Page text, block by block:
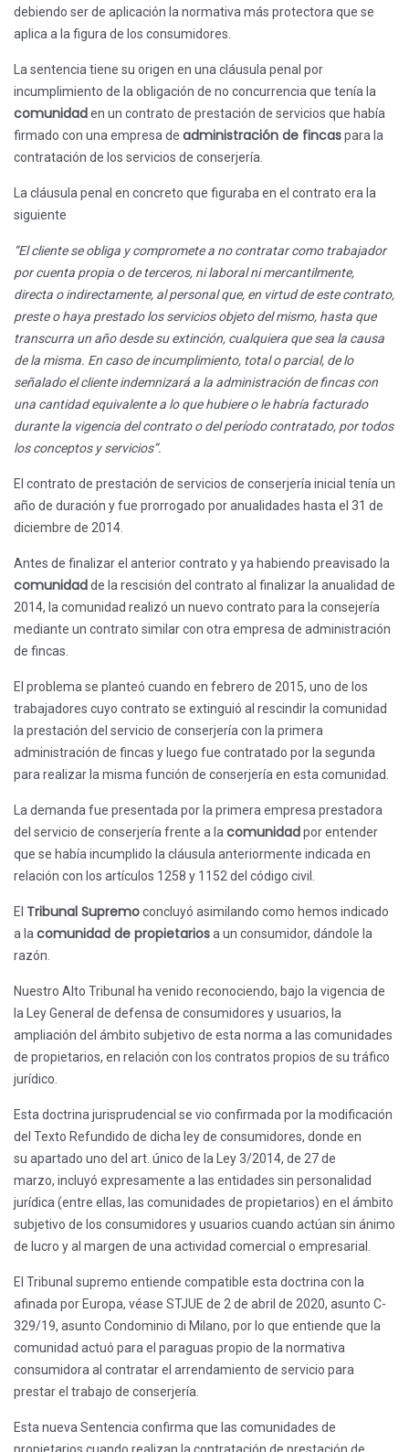
debiendo ser de aplicación la normativa más protectora que se
aplica a la figura de los consumidores.
La sentencia tiene su origen en una cláusula penal por
incumplimiento de la obligación de no concurrencia que tenía la
comunidaden un contrato de prestación de servicios que había
firmado con una empresa de administración de fincaspara la
contratación de los servicios de conserjería.
La cláusula penal en concreto que figuraba en el contrato era la
siguiente
“El cliente se obliga y compromete a no contratar como trabajador
por cuenta propia o de terceros, ni laboral ni mercantilmente,
directa o indirectamente, al personal que, en virtud de este contrato,
preste o haya prestado los servicios objeto del mismo, hasta que
transcurra un año desde su extinción, cualquiera que sea la causa
de la misma. En caso de incumplimiento, total o parcial, de lo
señalado el cliente indemnizará a la administración de fincas con
una cantidad equivalente a lo que hubiere o le habría facturado
durante la vigencia del contrato o del período contratado, por todos
los conceptos y servicios”.
El contrato de prestación de servicios de conserjería inicial tenía un
año de duración y fue prorrogado por anualidades hasta el 31 de
diciembre de 2014.
Antes de finalizar el anterior contrato y ya habiendo preavisado la
comunidadde la rescisión del contrato al finalizar la anualidad de
2014, la comunidad realizó un nuevo contrato para la consejería
mediante un contrato similar con otra empresa de administración
de fincas.
El problema se planteó cuando en febrero de 2015, uno de los
trabajadores cuyo contrato se extinguió al rescindir la comunidad
la prestación del servicio de conserjería con la primera
administración de fincas y luego fue contratado por la segunda
para realizar la misma función de conserjería en esta comunidad.
La demanda fue presentada por la primera empresa prestadora
del servicio de conserjería frente a la comunidadpor entender
que se había incumplido la cláusula anteriormente indicada en
relación con los artículos 1258 y 1152 del código civil.
El Tribunal Supremoconcluyó asimilando como hemos indicado
a la comunidad de propietariosa un consumidor, dándole la
razón.
Nuestro Alto Tribunal ha venido reconociendo, bajo la vigencia de
la Ley General de defensa de consumidores y usuarios, la
ampliación del ámbito subjetivo de esta norma a las comunidades
de propietarios, en relación con los contratos propios de su tráfico
jurídico.
Esta doctrina jurisprudencial se vio confirmada por la modificación
del Texto Refundido de dicha ley de consumidores, donde en
su apartado uno del art. único de la Ley 3/2014, de 27 de
marzo, incluyó expresamente a las entidades sin personalidad
jurídica (entre ellas, las comunidades de propietarios) en el ámbito
subjetivo de los consumidores y usuarios cuando actúan sin ánimo
de lucro y al margen de una actividad comercial o empresarial.
El Tribunal supremo entiende compatible esta doctrina con la
afinada por Europa, véase STJUE de 2 de abril de 2020, asunto C-
329/19, asunto Condominio di Milano, por lo que entiende que la
comunidad actuó para el paraguas propio de la normativa
consumidora al contratar el arrendamiento de servicio para
prestar el trabajo de conserjería.
Esta nueva Sentencia confirma que las comunidades de